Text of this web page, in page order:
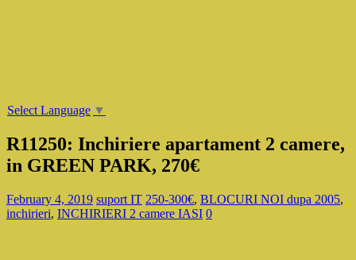
Select Language ▼
R11250: Inchiriere apartament 2 camere,
in GREEN PARK, 270€
February 4, 2019 suport IT 250-300€, BLOCURI NOI dupa 2005,
inchirieri, INCHIRIERI 2 camere IASI 0